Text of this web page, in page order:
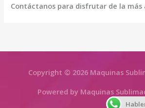
Contáctanos para disfrutar de la
Copyright © 2026 Maquinas
Powered by Maquinas